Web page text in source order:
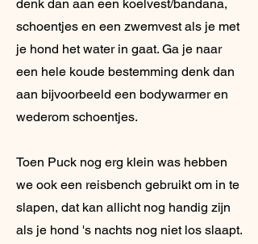
denk dan aan een koelvest/bandana,
schoentjes en een zwemvest als je met
je hond het water in gaat. Ga je naar
een hele koude bestemming denk dan
aan bijvoorbeeld een bodywarmer en
wederom schoentjes.
Toen Puck nog erg klein was hebben
we ook een reisbench gebruikt om in te
slapen, dat kan allicht nog handig zijn
als je hond 's nachts nog niet los slaapt.